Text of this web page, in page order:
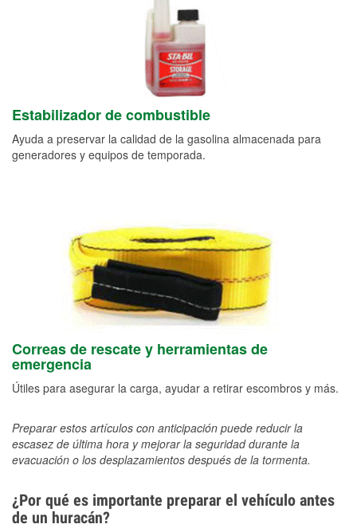
Estabilizador de combustible
Ayuda a preservar la calidad de la gasolina almacenada para
generadores y equipos de temporada.
Correas de rescate y herramientas de
emergencia
Útiles para asegurar la carga, ayudar a retirar escombros y más.
Preparar estos artículos con anticipación puede reducir la
escasez de última hora y mejorar la seguridad durante la
evacuación o los desplazamientos después de la tormenta.
¿Por qué es importante preparar el vehículo antes
de un huracán?